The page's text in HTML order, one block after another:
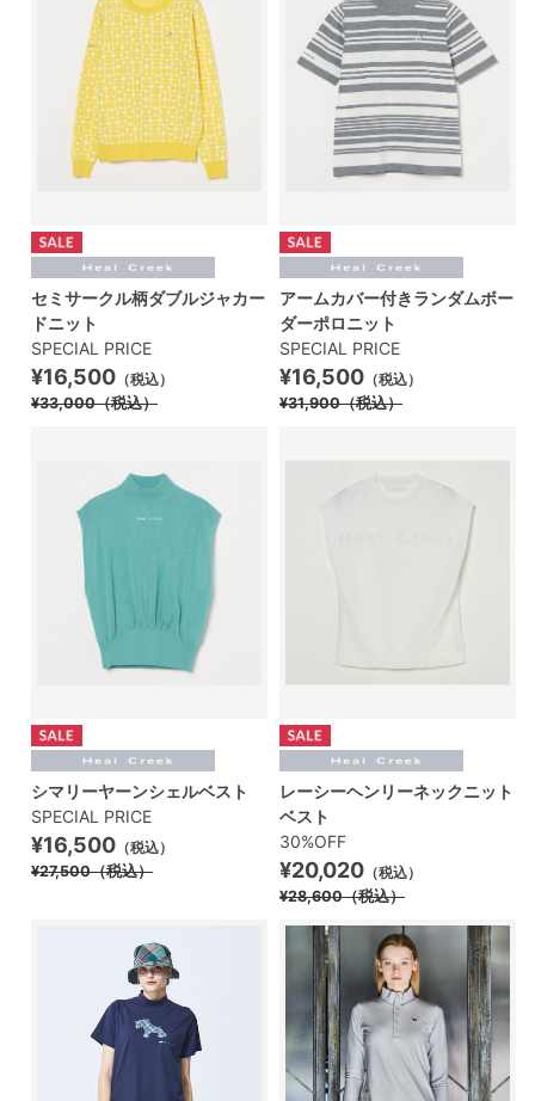
セミサークル柄ダブルジャカー
ドニット
SPECIAL PRICE
¥16,500 （税込）
¥33,000（税込）
アームカバー付きランダムボー
ダーポロニット
SPECIAL PRICE
¥16,500 （税込）
¥31,900（税込）
シマリーヤーンシェルベスト
SPECIAL PRICE
¥16,500 （税込）
¥27,500（税込）
レーシーヘンリーネックニット
ベスト
30%OFF
¥20,020 （税込）
¥28,600（税込）